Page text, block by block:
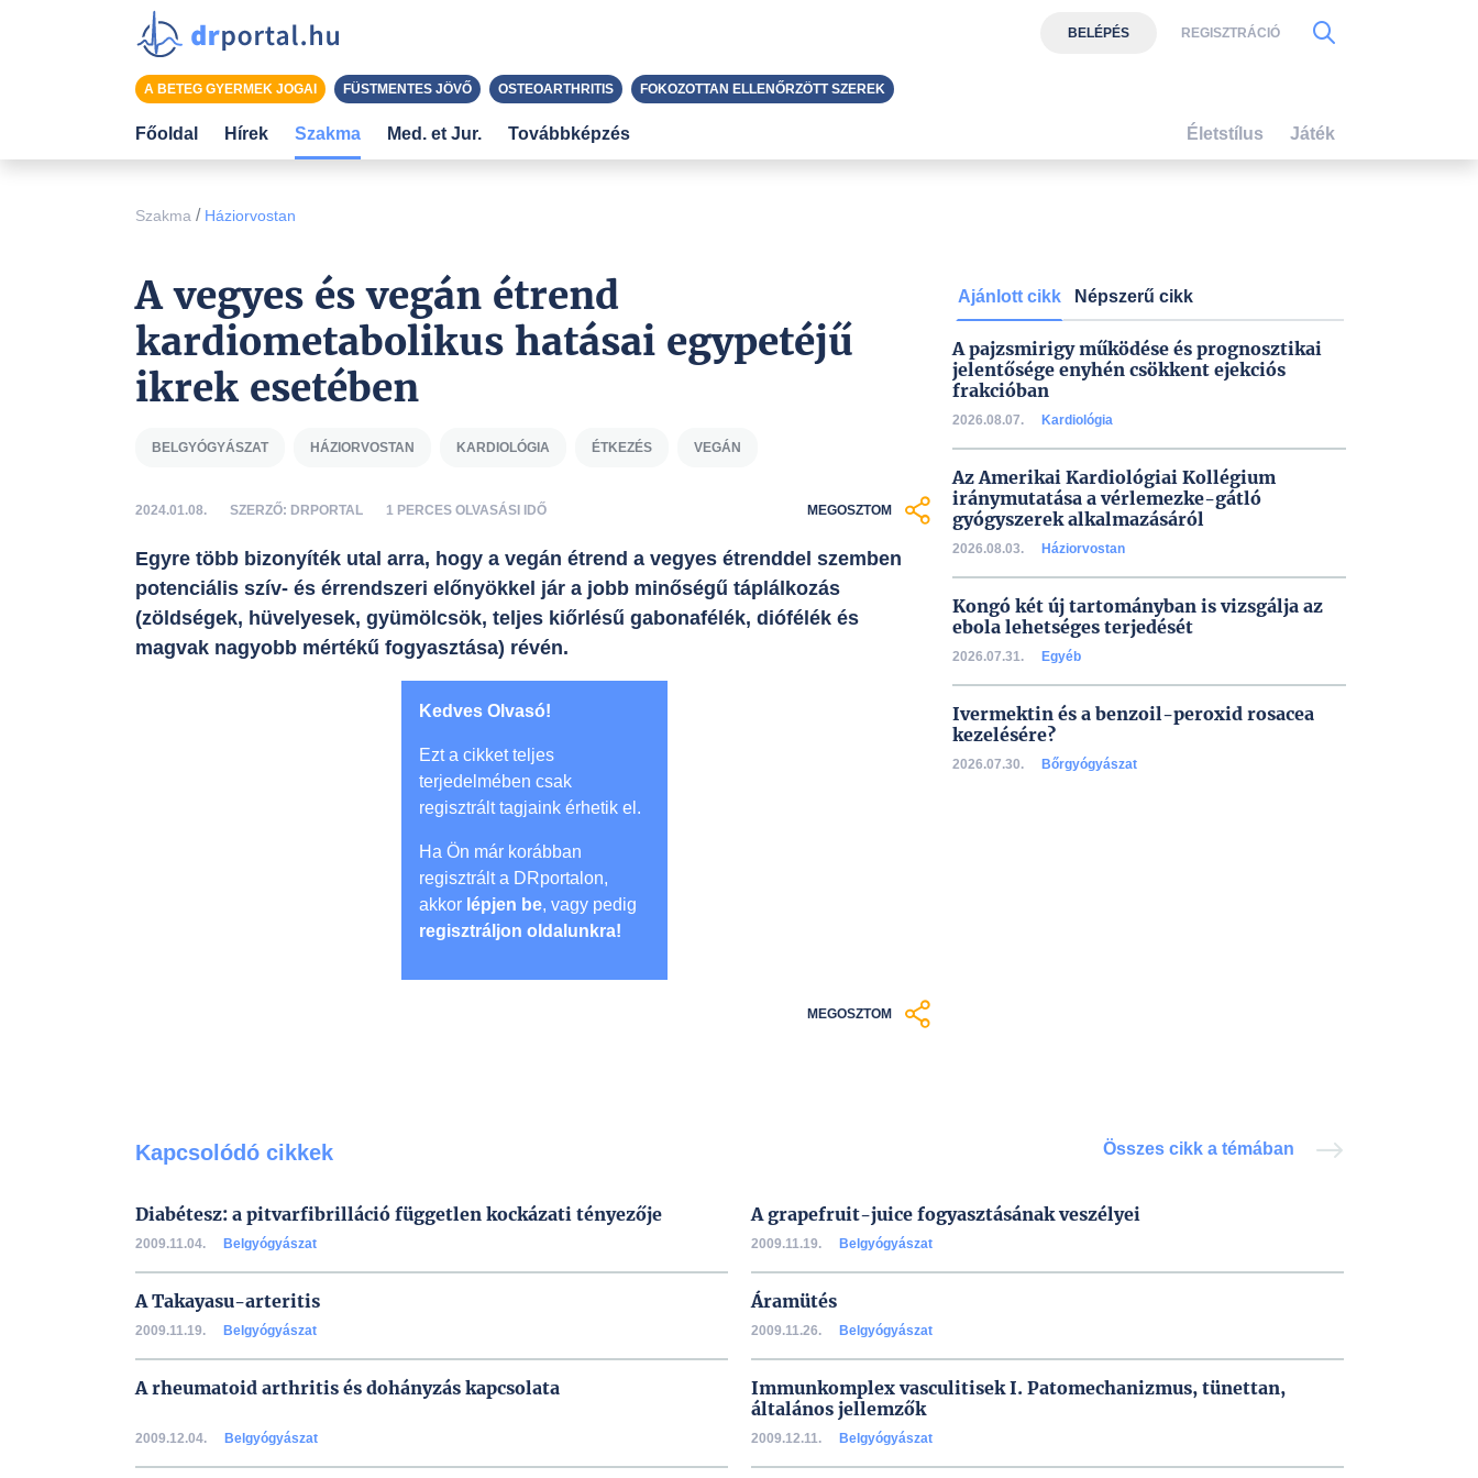
Szakma / Háziorvostan
A vegyes és vegán étrend
kardiometabolikus hatásai egypetéjű
ikrek esetében
BELGYÓGYÁSZAT HÁZIORVOSTAN KARDIOLÓGIA ÉTKEZÉS VEGÁN
2024.01.08. SZERZŐ: DRPORTAL 1 PERCES OLVASÁSI IDŐ MEGOSZTOM
Egyre több bizonyíték utal arra, hogy a vegán étrend a vegyes étrenddel szemben
potenciális szív- és érrendszeri előnyökkel jár a jobb minőségű táplálkozás
(zöldségek, hüvelyesek, gyümölcsök, teljes kiőrlésű gabonafélék, diófélék és
magvak nagyobb mértékű fogyasztása) révén.
Kedves Olvasó!
Ezt a cikket teljes
terjedelmében csak
regisztrált tagjaink érhetik el.
Ha Ön már korábban
regisztrált a DRportalon,
akkor lépjen be, vagy pedig
regisztráljon oldalunkra!
MEGOSZTOM
Ajánlott cikk Népszerű cikk
A pajzsmirigy működése és prognosztikai
jelentősége enyhén csökkent ejekciós
frakcióban
2026.08.07. Kardiológia
Az Amerikai Kardiológiai Kollégium
iránymutatása a vérlemezke-gátló
gyógyszerek alkalmazásáról
2026.08.03. Háziorvostan
Kongó két új tartományban is vizsgálja az
ebola lehetséges terjedését
2026.07.31. Egyéb
Ivermektin és a benzoil-peroxid rosacea
kezelésére?
2026.07.30. Bőrgyógyászat
Kapcsolódó cikkek Összes cikk a témában
Diabétesz: a pitvarfibrilláció független kockázati tényezője
2009.11.04. Belgyógyászat
A grapefruit-juice fogyasztásának veszélyei
2009.11.19. Belgyógyászat
A Takayasu-arteritis
2009.11.19. Belgyógyászat
Áramütés
2009.11.26. Belgyógyászat
A rheumatoid arthritis és dohányzás kapcsolata
2009.12.04. Belgyógyászat
Immunkomplex vasculitisek I. Patomechanizmus, tünettan,
általános jellemzők
2009.12.11. Belgyógyászat
BELÉPÉS REGISZTRÁCIÓ
A BETEG GYERMEK JOGAI FÜSTMENTES JÖVŐ OSTEOARTHRITIS FOKOZOTTAN ELLENŐRZÖTT SZEREK
Főoldal Hírek Szakma Med. et Jur. Továbbképzés Életstílus Játék